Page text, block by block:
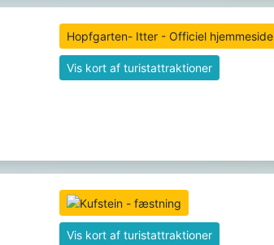
Hopfgarten- Itter - Officiel hjemmeside
Vis kort af turistattraktioner
Vis kort af turistattraktioner